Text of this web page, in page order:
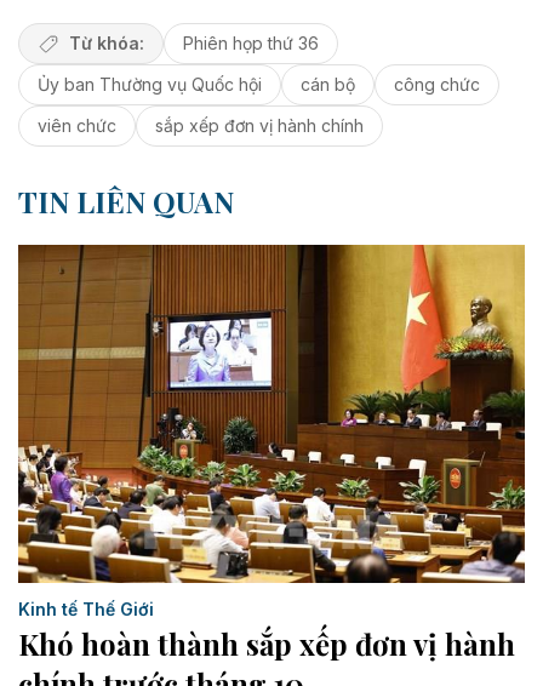
Từ khóa:
Phiên họp thứ 36
Ủy ban Thường vụ Quốc hội
cán bộ
công chức
viên chức
sắp xếp đơn vị hành chính
TIN LIÊN QUAN
Kinh tế Thế Giới
Khó hoàn thành sắp xếp đơn vị hành